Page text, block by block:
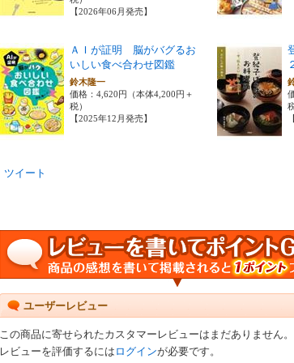
【2026年06月発売】
ＡＩが証明 脳がバグるお
いしい食べ合わせ図鑑
鈴木隆一
価格：4,620円（本体4,200円＋
税）
【2025年12月発売】
ツイート
ユーザーレビュー
この商品に寄せられたカスタマーレビューはまだありません。
レビューを評価するには ログインが必要です。